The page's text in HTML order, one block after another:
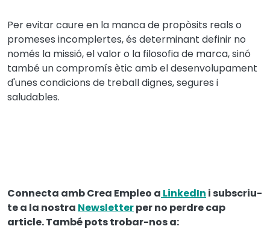
Per evitar caure en la manca de propòsits reals o
promeses incomplertes, és determinant definir no
només la missió, el valor o la filosofia de marca, sinó
també un compromís ètic amb el desenvolupament
d'unes condicions de treball dignes, segures i
saludables.
Connecta amb Crea Empleo a LinkedIn i subscriu-
te a la nostra Newsletterper no perdre cap
article. També pots trobar-nos a: